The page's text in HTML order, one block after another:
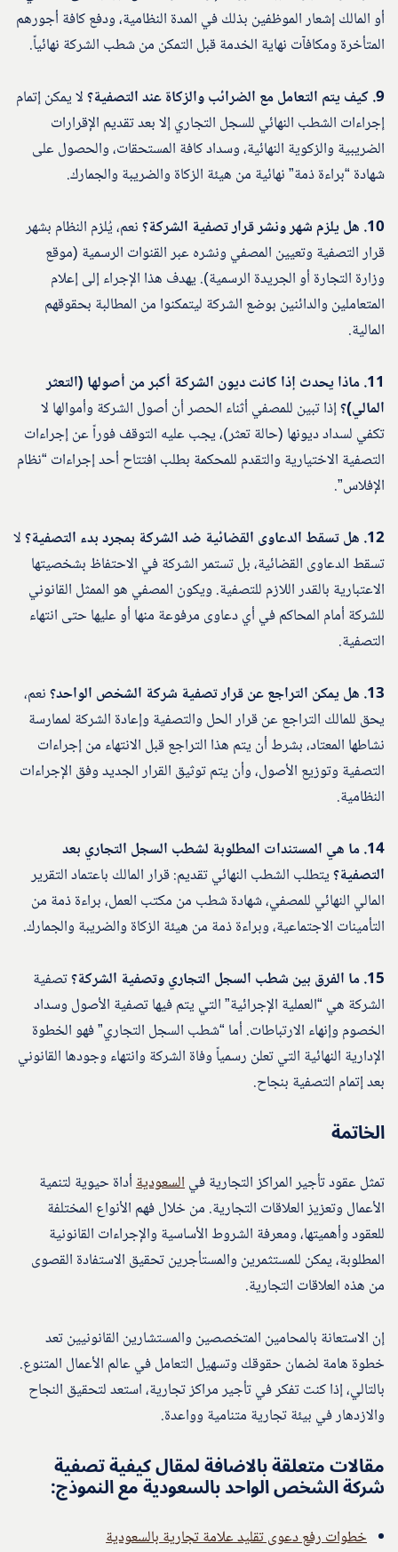
أو المالك إشعار الموظفين بذلك في المدة النظامية، ودفع كافة أجورهم
المتأخرة ومكافآت نهاية الخدمة قبل التمكن من شطب الشركة نهائياً.
9. كيف يتم التعامل مع الضرائب والزكاة عند التصفية؟
لا يمكن إتمام
إجراءات الشطب النهائي للسجل التجاري إلا بعد تقديم الإقرارات
الضريبية والزكوية النهائية، وسداد كافة المستحقات، والحصول على
شهادة “براءة ذمة” نهائية من هيئة الزكاة والضريبة والجمارك.
10. هل يلزم شهر ونشر قرار تصفية الشركة؟
نعم، يُلزم النظام بشهر
قرار التصفية وتعيين المصفي ونشره عبر القنوات الرسمية (موقع
وزارة التجارة أو الجريدة الرسمية). يهدف هذا الإجراء إلى إعلام
المتعاملين والدائنين بوضع الشركة ليتمكنوا من المطالبة بحقوقهم
المالية.
11. ماذا يحدث إذا كانت ديون الشركة أكبر من أصولها (التعثر
المالي)؟إذا تبين للمصفي أثناء الحصر أن أصول الشركة وأموالها لا
تكفي لسداد ديونها (حالة تعثر)، يجب عليه التوقف فوراً عن إجراءات
التصفية الاختيارية والتقدم للمحكمة بطلب افتتاح أحد إجراءات “نظام
الإفلاس”.
12. هل تسقط الدعاوى القضائية ضد الشركة بمجرد بدء التصفية؟
لا
تسقط الدعاوى القضائية، بل تستمر الشركة في الاحتفاظ بشخصيتها
الاعتبارية بالقدر اللازم للتصفية. ويكون المصفي هو الممثل القانوني
للشركة أمام المحاكم في أي دعاوى مرفوعة منها أو عليها حتى انتهاء
التصفية.
13. هل يمكن التراجع عن قرار تصفية شركة الشخص الواحد؟
نعم،
يحق للمالك التراجع عن قرار الحل والتصفية وإعادة الشركة لممارسة
نشاطها المعتاد، بشرط أن يتم هذا التراجع قبل الانتهاء من إجراءات
التصفية وتوزيع الأصول، وأن يتم توثيق القرار الجديد وفق الإجراءات
النظامية.
14. ما هي المستندات المطلوبة لشطب السجل التجاري بعد
التصفية؟يتطلب الشطب النهائي تقديم: قرار المالك باعتماد التقرير
المالي النهائي للمصفي، شهادة شطب من مكتب العمل، براءة ذمة من
التأمينات الاجتماعية، وبراءة ذمة من هيئة الزكاة والضريبة والجمارك.
15. ما الفرق بين شطب السجل التجاري وتصفية الشركة؟
تصفية
الشركة هي “العملية الإجرائية” التي يتم فيها تصفية الأصول وسداد
الخصوم وإنهاء الارتباطات. أما “شطب السجل التجاري” فهو الخطوة
الإدارية النهائية التي تعلن رسمياً وفاة الشركة وانتهاء وجودها القانوني
بعد إتمام التصفية بنجاح.
الخاتمة
تمثل عقود تأجير المراكز التجارية فيالسعوديةأداة حيوية لتنمية
الأعمال وتعزيز العلاقات التجارية. من خلال فهم الأنواع المختلفة
للعقود وأهميتها، ومعرفة الشروط الأساسية والإجراءات القانونية
المطلوبة، يمكن للمستثمرين والمستأجرين تحقيق الاستفادة القصوى
من هذه العلاقات التجارية.
إن الاستعانة بالمحامين المتخصصين والمستشارين القانونيين تعد
خطوة هامة لضمان حقوقك وتسهيل التعامل في عالم الأعمال المتنوع.
بالتالي، إذا كنت تفكر في تأجير مراكز تجارية، استعد لتحقيق النجاح
والازدهار في بيئة تجارية متنامية وواعدة.
مقالات متعلقة بالاضافة لمقال كيفية تصفية
شركة الشخص الواحد بالسعودية مع النموذج:
خطوات رفع دعوى تقليد علامة تجارية بالسعودية